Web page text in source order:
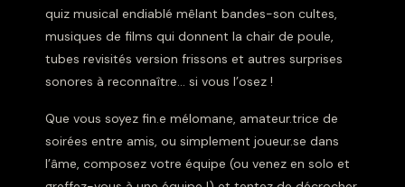
quiz musical endiablé mêlant bandes-son cultes,
musiques de films qui donnent la chair de poule,
tubes revisités version frissons et autres surprises
sonores à reconnaître… si vous l’osez !
Que vous soyez fin.e mélomane, amateur.trice de
soirées entre amis, ou simplement joueur.se dans
l’âme, composez votre équipe (ou venez en solo et